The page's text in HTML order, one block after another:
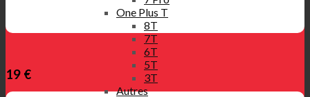
One Plus T
8T
7T
6T
5T
3T
Autres
19 €